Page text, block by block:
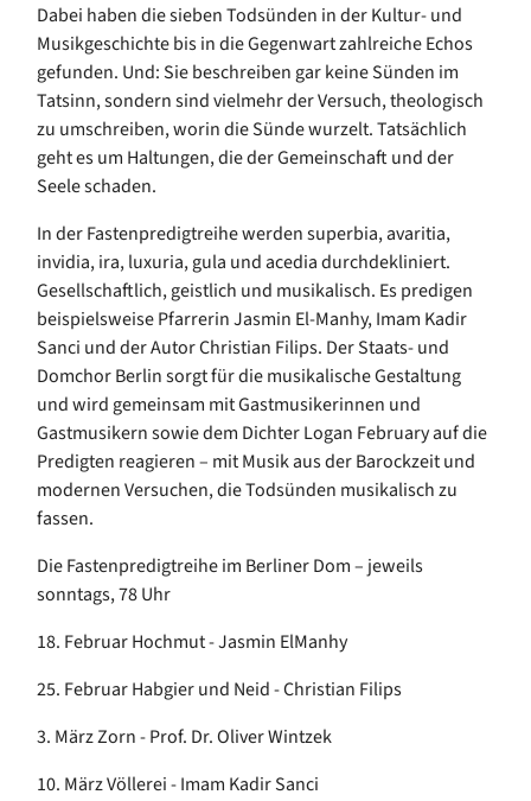
Dabei haben die sieben Todsünden in der Kultur- und
Musikgeschichte bis in die Gegenwart zahlreiche Echos
gefunden. Und: Sie beschreiben gar keine Sünden im
Tatsinn, sondern sind vielmehr der Versuch, theologisch
zu umschreiben, worin die Sünde wurzelt. Tatsächlich
geht es um Haltungen, die der Gemeinschaft und der
Seele schaden.
In der Fastenpredigtreihe werden superbia, avaritia,
invidia, ira, luxuria, gula und acedia durchdekliniert.
Gesellschaftlich, geistlich und musikalisch. Es predigen
beispielsweise Pfarrerin Jasmin El-Manhy, Imam Kadir
Sanci und der Autor Christian Filips. Der Staats- und
Domchor Berlin sorgt für die musikalische Gestaltung
und wird gemeinsam mit Gastmusikerinnen und
Gastmusikern sowie dem Dichter Logan February auf die
Predigten reagieren – mit Musik aus der Barockzeit und
modernen Versuchen, die Todsünden musikalisch zu
fassen.
Die Fastenpredigtreihe im Berliner Dom – jeweils
sonntags, 78 Uhr
18. Februar Hochmut - Jasmin ElManhy
25. Februar Habgier und Neid - Christian Filips
3. März Zorn - Prof. Dr. Oliver Wintzek
10. März Völlerei - Imam Kadir Sanci